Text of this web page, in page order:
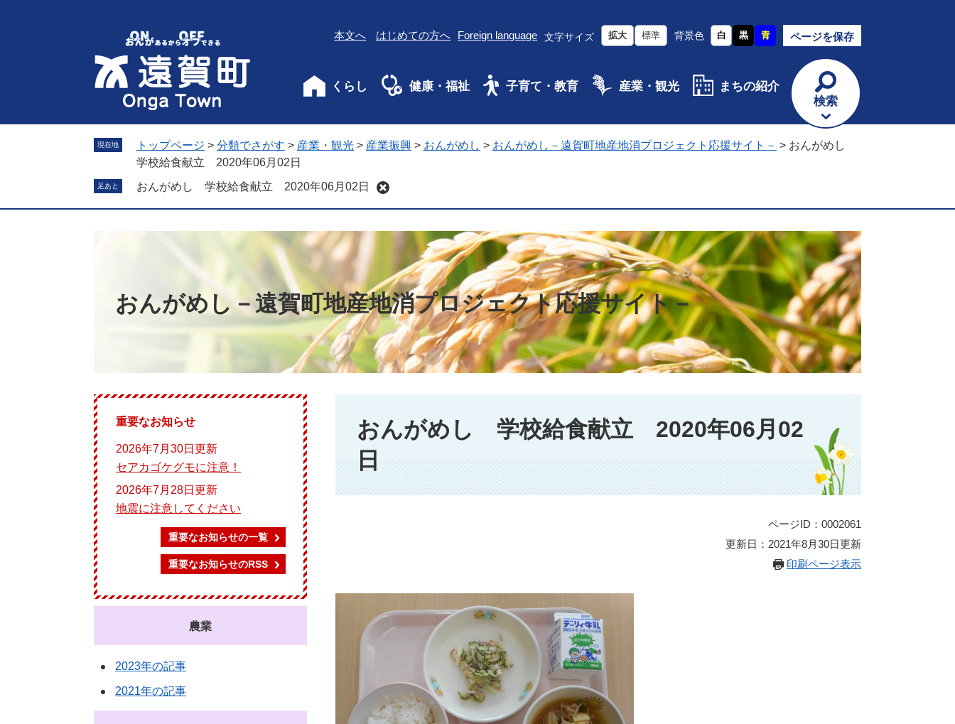
す
し
本文へ はじめての方へ Foreign language 文字サイズ 拡大 標準 背景色 白 黒 青 ページを保存
くらし 健康・福祉 子育て・教育 産業・観光
まちの紹介
検索
現在地 トップページ > 分類でさがす > 産業・観光 > 産業振興 > おんがめし > おんがめし－遠賀町地産地消プロジェクト応援サイト－ > おんがめし
学校給食献立 2020年06月02日
足あと おんがめし 学校給食献立 2020年06月02日
おんがめし－遠賀町地産地消プロジェクト応援サイト－
おんがめし 学校給食献立 2020年06月02
日
ページID：0002061
更新日：2021年8月30日更新
印刷ページ表示
重要なお知らせ
2026年7月30日更新
セアカゴケグモに注意！
2026年7月28日更新
地震に注意してください
重要なお知らせの一覧
重要なお知らせのRSS
農業
2023年の記事
2021年の記事